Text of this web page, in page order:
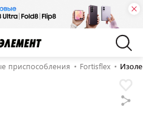
приспособления Fortisflex